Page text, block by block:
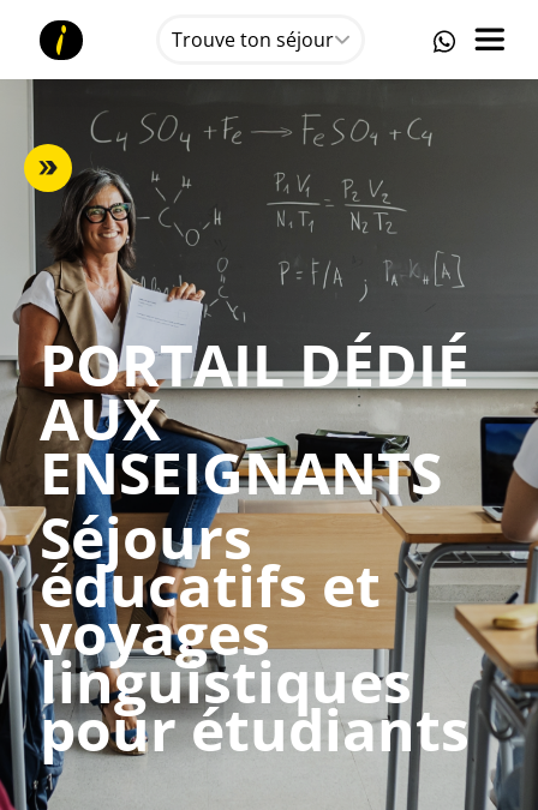
Trouve ton séjour
PORTAIL DÉDIÉ
AUX
ENSEIGNANTS
Séjours
éducatifs et
voyages
linguistiques
pour étudiants